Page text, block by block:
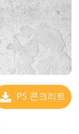
PS 콘크리트